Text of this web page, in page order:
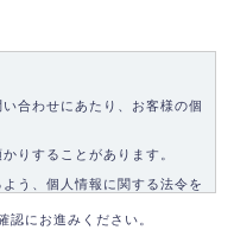
合わせにあたり、お客様の個
りすることがあります。
う、個人情報に関する法令を
認にお進みください。